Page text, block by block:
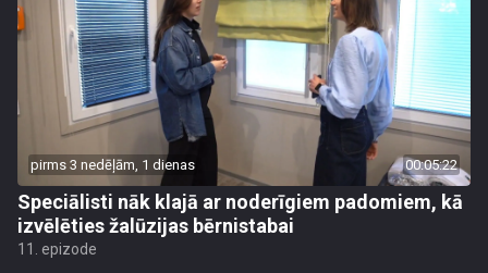
pirms 3 nedēļām, 1 dienas 00:05:22
Speciālisti nāk klajā ar noderīgiem padomiem, kā
izvēlēties žalūzijas bērnistabai
11. epizode